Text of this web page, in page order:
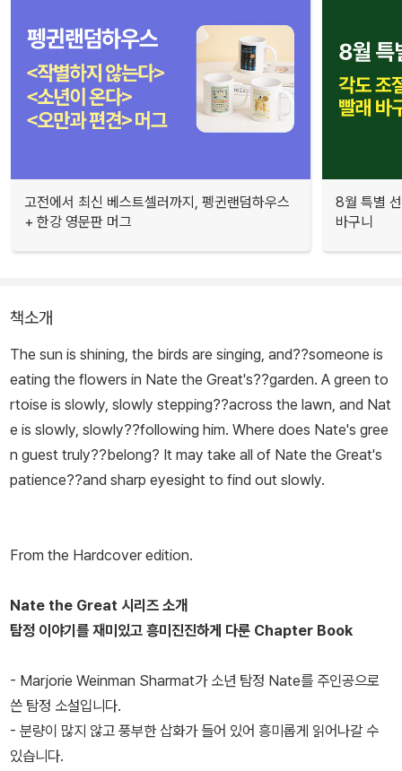
고전에서 최신 베스트셀러까지, 펭귄랜덤하우스
+ 한강 영문판 머그
8월 특별
바구니
책소개
The sun is shining, the birds are singing, and??someone is
eating the flowers in Nate the Great's??garden. A green to
rtoise is slowly, slowly stepping??across the lawn, and Nat
e is slowly, slowly??following him. Where does Nate's gree
n guest truly??belong? It may take all of Nate the Great's
patience??and sharp eyesight to find out slowly.
From the Hardcover edition.
Nate the Great 시리즈 소개
탐정 이야기를 재미있고 흥미진진하게 다룬 Chapter Book
- Marjorie Weinman Sharmat가 소년 탐정 Nate를 주인공으로
쓴 탐정 소설입니다.
- 분량이 많지 않고 풍부한 삽화가 들어 있어 흥미롭게 읽어나갈 수
있습니다.